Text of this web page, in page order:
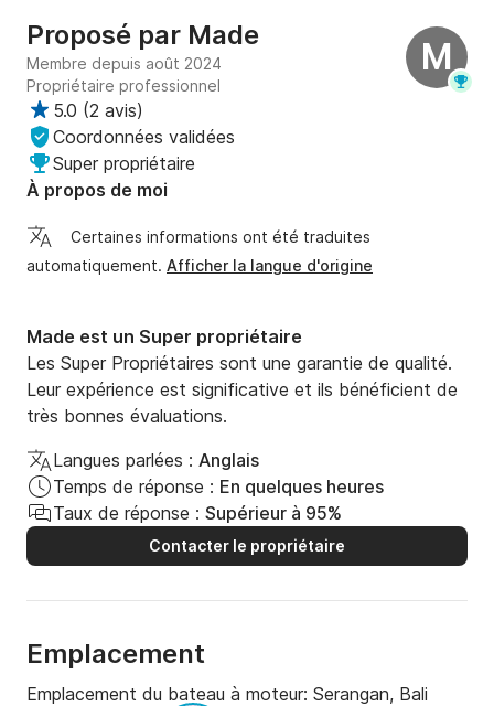
M
Proposé par Made
Membre depuis août 2024
Propriétaire professionnel
5.0 (2 avis)
Coordonnées validées
Super propriétaire
À propos de moi
Certaines informations ont été traduites
automatiquement. Afficher la langue d'origine
Made est un Super propriétaire
Les Super Propriétaires sont une garantie de qualité.
Leur expérience est significative et ils bénéficient de
très bonnes évaluations.
Langues parlées : Anglais
Temps de réponse : En quelques heures
Taux de réponse : Supérieur à 95%
Contacter le propriétaire
Emplacement
Emplacement du bateau à moteur: Serangan, Bali